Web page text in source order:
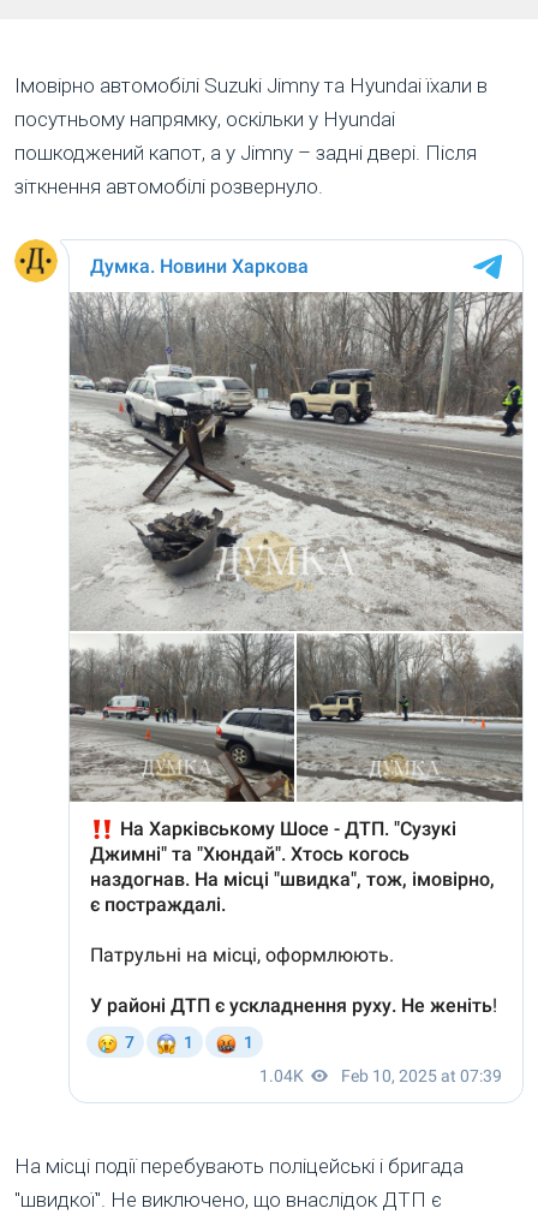
Імовірно автомобілі Suzuki Jimny та Hyundai їхали в
посутньому напрямку, оскільки у Hyundai
пошкоджений капот, а у Jimny – задні двері. Після
зіткнення автомобілі розвернуло.
На місці події перебувають поліцейські і бригада
"швидкої". Не виключено, що внаслідок ДТП є